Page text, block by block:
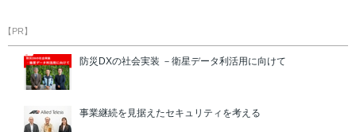
【PR】
防災DXの社会実装 －衛星データ利活用に向けて
事業継続を見据えたセキュリティを考える